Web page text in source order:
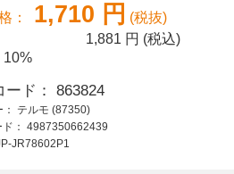
2,330 円 (税抜)
2,563 円 (税込)
小型ニッパ式爪切り
：
1,710 円 (税抜)
1,881 円 (税込)
10%
ード： 863824
テルモ (87350)
： 4987350662439
JR78602P1